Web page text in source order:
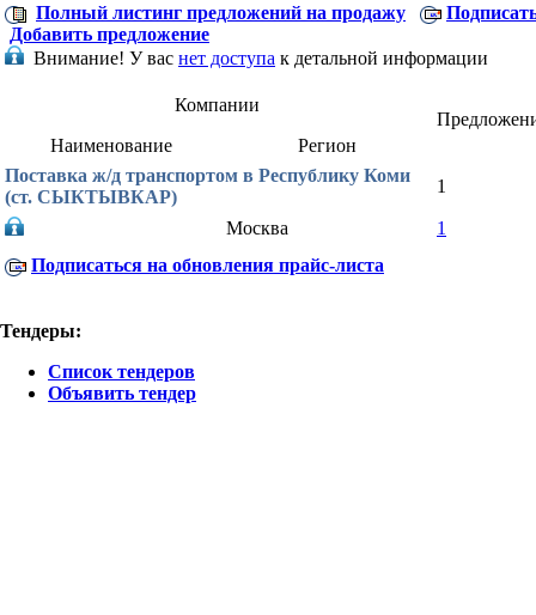
Полный листинг предложений на продажу
Добавить предложение
Внимание! У вас нет доступа к детальной информации
Компании
Наименование
Регион
Поставка ж/д транспортом в Республику Коми
(ст. СЫКТЫВКАР)
1
Москва
1
Подписаться на обновления прайс-листа
Тендеры:
Список тендеров
Объявить тендер